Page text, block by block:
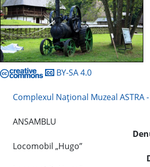
BY-SA 4.0
Complexul Naţional Muzeal ASTRA
ANSAMBLU
Locomobil „Hugo”